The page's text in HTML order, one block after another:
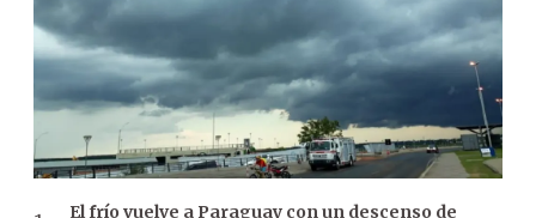
El frío vuelve a Paraguay con un descenso de